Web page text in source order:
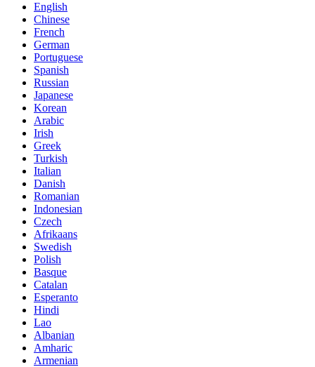
English
Chinese
French
German
Portuguese
Spanish
Russian
Japanese
Korean
Arabic
Irish
Greek
Turkish
Italian
Danish
Romanian
Indonesian
Czech
Afrikaans
Swedish
Polish
Basque
Catalan
Esperanto
Hindi
Lao
Albanian
Amharic
Armenian